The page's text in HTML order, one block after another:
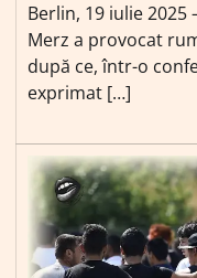
Berlin, 19 iulie 2025
Merz a provocat
după ce, într-o
exprimat […]